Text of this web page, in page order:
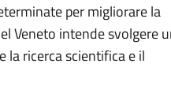
per migliorare la
Veneto intende svolgere
la ricerca scientifica e il